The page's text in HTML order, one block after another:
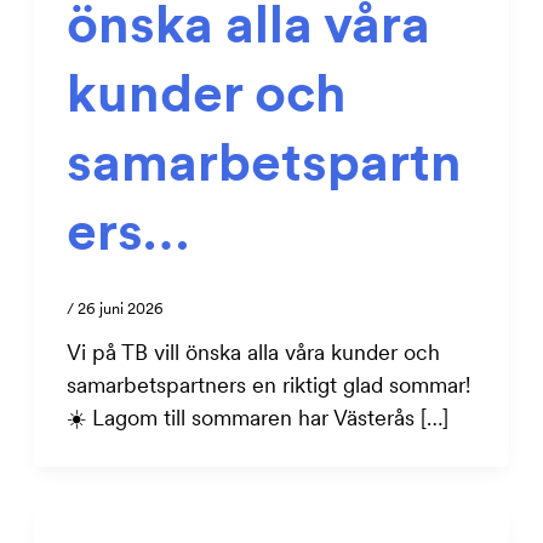
önska alla våra
kunder och
samarbetspartn
ers…
/ 26 juni 2026
Vi på TB vill önska alla våra kunder och
samarbetspartners en riktigt glad sommar!
☀️ Lagom till sommaren har Västerås […]